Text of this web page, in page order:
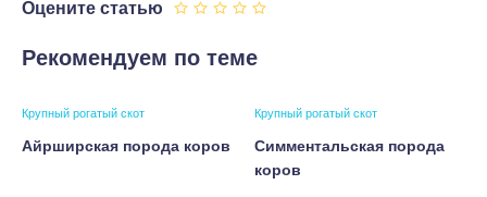
Оцените статью
Рекомендуем по теме
Крупный рогатый скот
Айрширская порода коров
Крупный рогатый скот
Симментальская порода
коров